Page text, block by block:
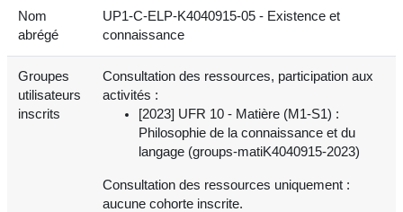
Nom
abrégé
UP1-C-ELP-K4040915-05 - Existence et
connaissance
Groupes
utilisateurs
inscrits
Consultation des ressources, participation aux
activités :
[2023] UFR 10 - Matière (M1-S1) :
Philosophie de la connaissance et du
langage (groups-matiK4040915-2023)
Consultation des ressources uniquement :
aucune cohorte inscrite.